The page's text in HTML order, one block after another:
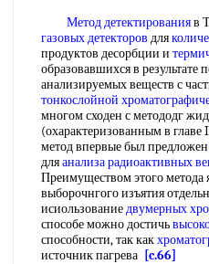
Метод детектированияв
газовых детекторов для
продуктов десорбции и
образовавшихся в результате
анализируемых веществ с
тонкослойной
многом сходен с метододг
(охарактеризованным в
метод впервые был предложен
дляанализа радиоактивных
Преимуществом этого метода
выборочнгого изъятия
исиользованиедвумерных
способе можно достичь
способности, так как
источник пагрева [c.66]